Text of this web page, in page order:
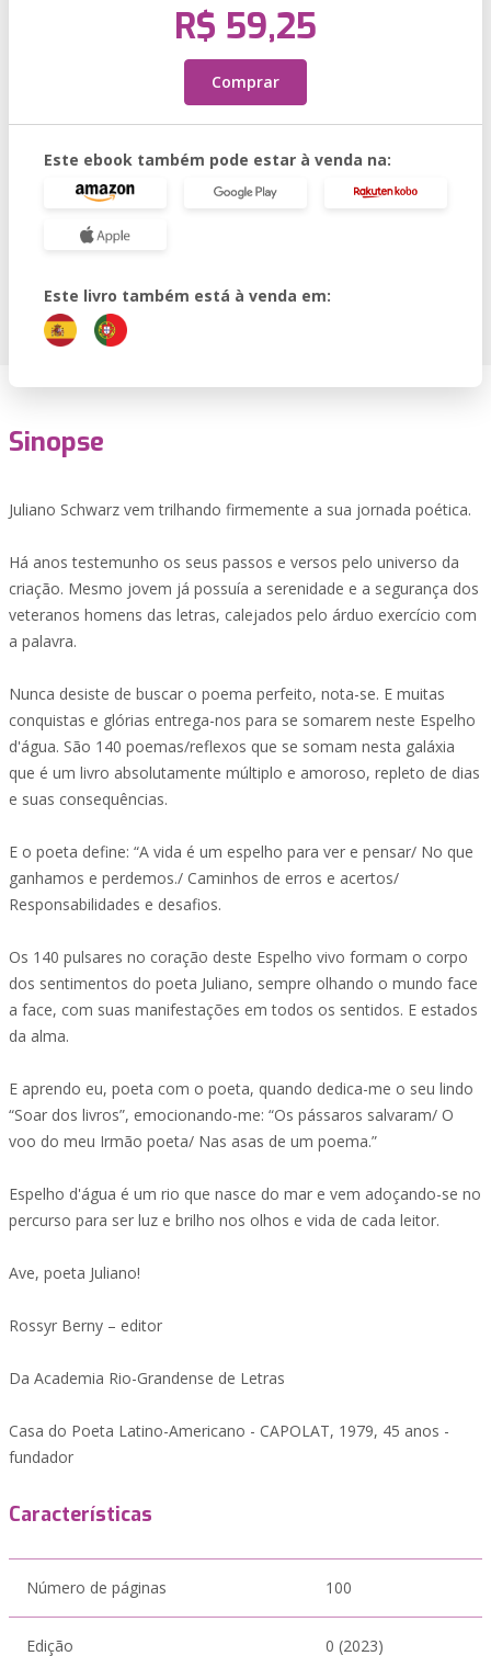
R$ 59,25
Comprar
Este ebook também pode estar à venda na:
Este livro também está à venda em:
Sinopse
Juliano Schwarz vem trilhando firmemente a sua jornada poética.
Há anos testemunho os seus passos e versos pelo universo da
criação. Mesmo jovem já possuía a serenidade e a segurança dos
veteranos homens das letras, calejados pelo árduo exercício com
a palavra.
Nunca desiste de buscar o poema perfeito, nota-se. E muitas
conquistas e glórias entrega-nos para se somarem neste Espelho
d'água. São 140 poemas/reflexos que se somam nesta galáxia
que é um livro absolutamente múltiplo e amoroso, repleto de dias
e suas consequências.
E o poeta define: “A vida é um espelho para ver e pensar/ No que
ganhamos e perdemos./ Caminhos de erros e acertos/
Responsabilidades e desafios.
Os 140 pulsares no coração deste Espelho vivo formam o corpo
dos sentimentos do poeta Juliano, sempre olhando o mundo face
a face, com suas manifestações em todos os sentidos. E estados
da alma.
E aprendo eu, poeta com o poeta, quando dedica-me o seu lindo
“Soar dos livros”, emocionando-me: “Os pássaros salvaram/ O
voo do meu Irmão poeta/ Nas asas de um poema.”
Espelho d'água é um rio que nasce do mar e vem adoçando-se no
percurso para ser luz e brilho nos olhos e vida de cada leitor.
Ave, poeta Juliano!
Rossyr Berny – editor
Da Academia Rio-Grandense de Letras
Casa do Poeta Latino-Americano - CAPOLAT, 1979, 45 anos -
fundador
Características
Número de páginas 100
Edição 0 (2023)